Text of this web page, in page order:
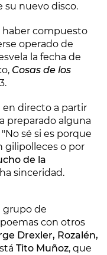
su nuevo disco.
haber compuesto
operado de
la fecha de
Cosas de los
en directo a partir
preparado alguna
sé si es porque
gilipolleces o por
de la
sinceridad.
de
con otros
Drexler, Rozalén,
Tito Muñoz, que